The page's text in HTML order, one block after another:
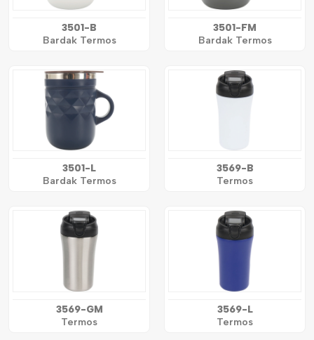
3501-B
Bardak Termos
3501-FM
Bardak Termos
3501-L
Bardak Termos
3569-B
Termos
3569-GM
Termos
3569-L
Termos